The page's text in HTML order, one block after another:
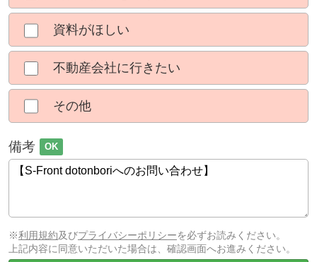
資料がほしい
不動産会社に行きたい
その他
備考 OK
※利用規約及びプライバシーポリシーを必ずお読みください。
上記内容に同意いただいた場合は、確認画面へお進みください。